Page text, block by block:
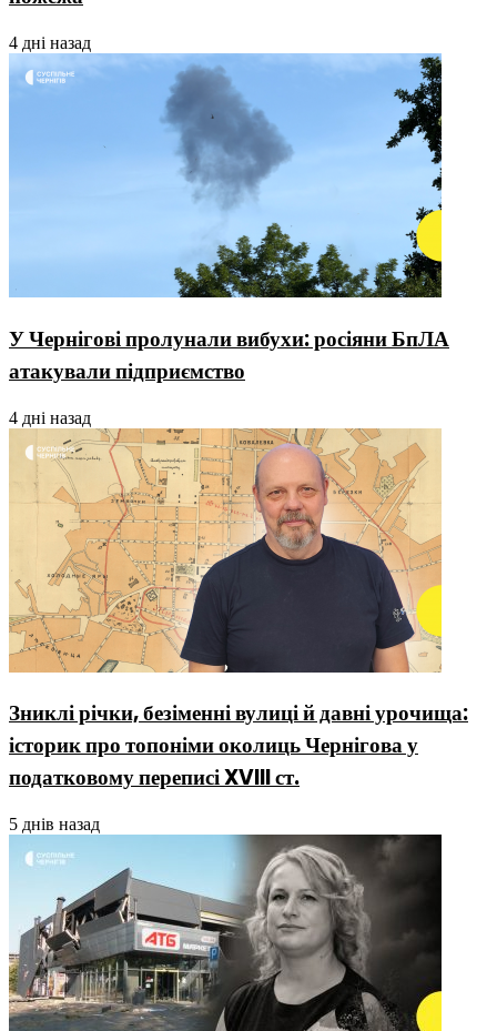
4 дні назад
У Чернігові пролунали вибухи: росіяни БпЛА
атакували підприємство
4 дні назад
Зниклі річки, безіменні вулиці й давні урочища:
історик про топоніми околиць Чернігова у
податковому переписі XVIII ст.
5 днів назад